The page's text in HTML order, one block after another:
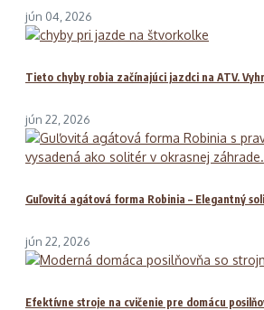
jún 04, 2026
Tieto chyby robia začínajúci jazdci na ATV.
jún 22, 2026
Guľovitá agátová forma Robinia – Elegantný
jún 22, 2026
Efektívne stroje na cvičenie pre domácu